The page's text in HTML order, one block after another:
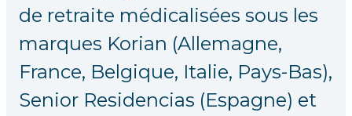
de retraite médicalisées sous les
marques Korian (Allemagne,
France, Belgique, Italie, Pays-Bas),
Senior Residencias (Espagne) et